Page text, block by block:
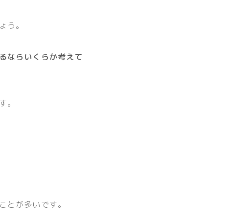
う。
ならいくらか考えて
。
が多いです。